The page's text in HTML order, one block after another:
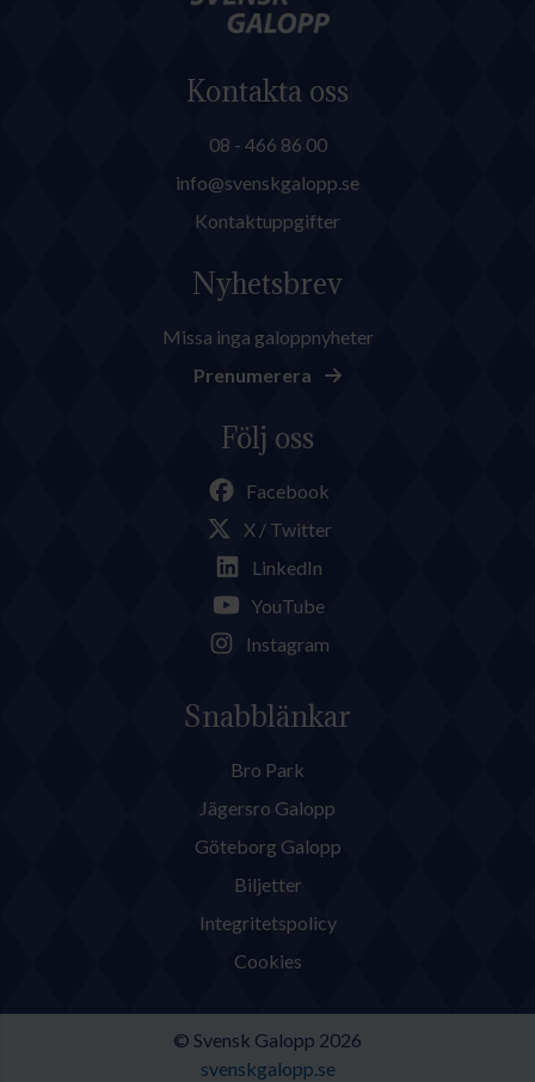
Kontakta oss
08 - 466 86 00
info@svenskgalopp.se
Kontaktuppgifter
Nyhetsbrev
Missa inga galoppnyheter
Prenumerera
Följ oss
Facebook
X / Twitter
LinkedIn
YouTube
Instagram
Snabblänkar
Bro Park
Jägersro Galopp
Göteborg Galopp
Biljetter
Integritetspolicy
Cookies
© Svensk Galopp 2026
svenskgalopp.se